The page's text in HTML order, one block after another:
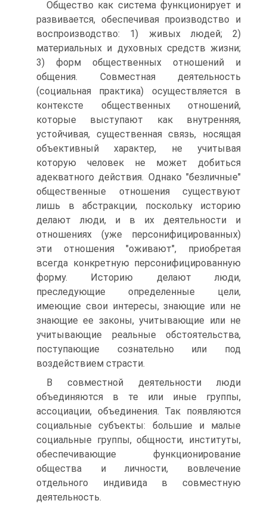
Общество как система функционирует и
развивается, обеспечивая производство и
воспроизводство: 1) живых людей; 2)
материальных и духовных средств жизни;
3) форм общественных отношений и
общения. Совместная деятельность
(социальная практика) осуществляется в
контексте общественных отношений,
которые выступают как внутренняя,
устойчивая, существенная связь, носящая
объективный характер, не учитывая
которую человек не может добиться
адекватного действия. Однако "безличные"
общественные отношения существуют
лишь в абстракции, поскольку историю
делают люди, и в их деятельности и
отношениях (уже персонифицированных)
эти отношения "оживают", приобретая
всегда конкретную персонифицированную
форму. Историю делают люди,
преследующие определенные цели,
имеющие свои интересы, знающие или не
знающие ее законы, учитывающие или не
учитывающие реальные обстоятельства,
поступающие сознательно или под
воздействием страсти.
В совместной деятельности люди
объединяются в те или иные группы,
ассоциации, объединения. Так появляются
социальные субъекты: большие и малые
социальные группы, общности, институты,
обеспечивающие функционирование
общества и личности, вовлечение
отдельного индивида в совместную
деятельность.